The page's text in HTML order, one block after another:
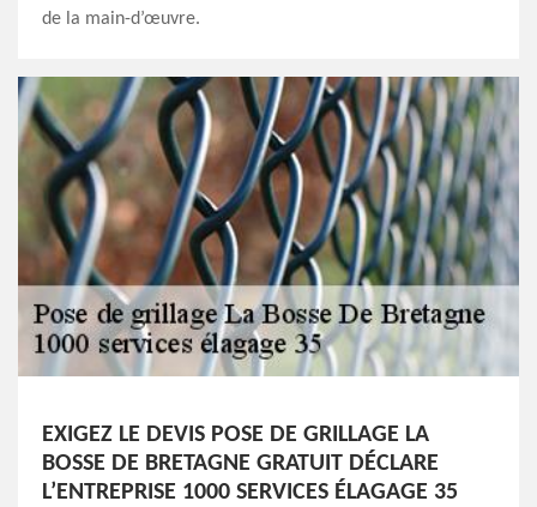
de la main-d’œuvre.
EXIGEZ LE DEVIS POSE DE GRILLAGE LA
BOSSE DE BRETAGNE GRATUIT DÉCLARE
L’ENTREPRISE 1000 SERVICES ÉLAGAGE 35